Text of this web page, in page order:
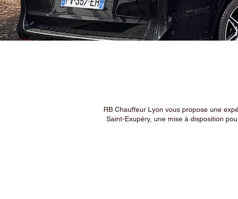
RB Chauffeur Lyon vous propose une
Saint-Exupéry, une mise à disposition